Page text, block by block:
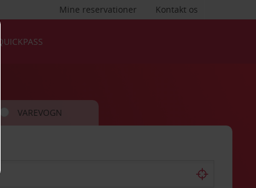
Kontakt os
Mine reservationer
QUICKPASS
VAREVOGN